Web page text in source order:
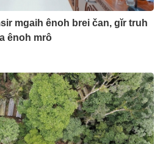
mgaih ênoh brei čan, gĭr truh
ênoh mrô